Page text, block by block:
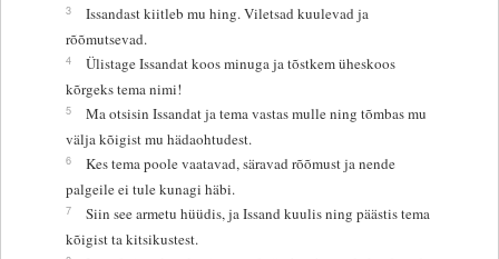
3
Issandast kiitleb mu hing. Viletsad kuulevad ja
rõõmutsevad.
4
Ülistage Issandat koos minuga ja tõstkem üheskoos
kõrgeks tema nimi!
5
Ma otsisin Issandat ja tema vastas mulle ning tõmbas mu
välja kõigist mu hädaohtudest.
6
Kes tema poole vaatavad, säravad rõõmust ja nende
palgeile ei tule kunagi häbi.
7
Siin see armetu hüüdis, ja Issand kuulis ning päästis tema
kõigist ta kitsikustest.